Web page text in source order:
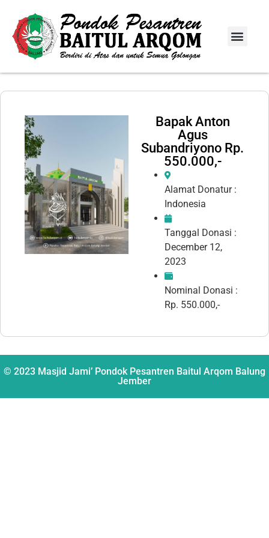
Bapak Anton
Agus
Subandriyono Rp.
550.000,-
Alamat Donatur :
Indonesia
Tanggal Donasi :
December 12,
2023
Nominal Donasi :
Rp. 550.000,-
© 2023 Masjid Jami’ Pondok Pesantren Baitul Arqom Balung
Jember